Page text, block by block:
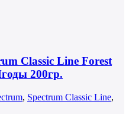
Classic Line Forest
200гр.
, Spectrum Classic Line,